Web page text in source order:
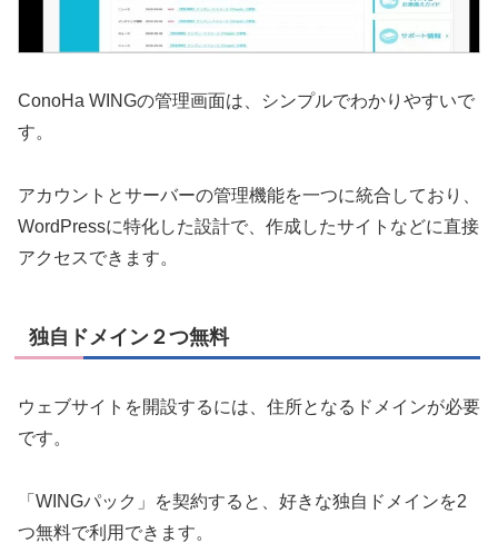
ConoHa WINGの管理画面は、シンプルでわかりやすいで
す。
アカウントとサーバーの管理機能を一つに統合しており、
WordPressに特化した設計で、作成したサイトなどに直接
アクセスできます。
独自ドメイン２つ無料
ウェブサイトを開設するには、住所となるドメインが必要
です。
「WINGパック」を契約すると、好きな独自ドメインを2
つ無料で利用できます。